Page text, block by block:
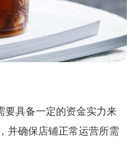
具备一定的资金实力来
并确保店铺正常运营所需